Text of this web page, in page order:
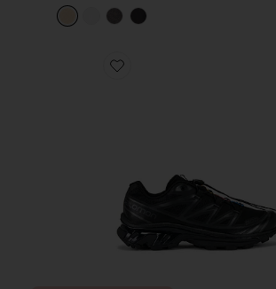
Favorite ТРЕККИНГОВЫЕ